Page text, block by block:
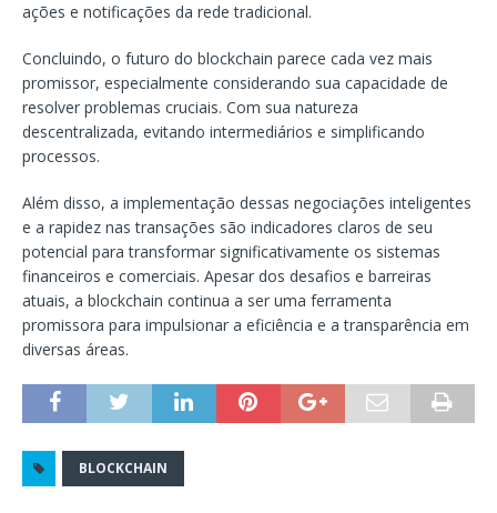
ações e notificações da rede tradicional.
Concluindo, o futuro do blockchain parece cada vez mais
promissor, especialmente considerando sua capacidade de
resolver problemas cruciais. Com sua natureza
descentralizada, evitando intermediários e simplificando
processos.
Além disso, a implementação dessas negociações inteligentes
e a rapidez nas transações são indicadores claros de seu
potencial para transformar significativamente os sistemas
financeiros e comerciais. Apesar dos desafios e barreiras
atuais, a blockchain continua a ser uma ferramenta
promissora para impulsionar a eficiência e a transparência em
diversas áreas.
BLOCKCHAIN